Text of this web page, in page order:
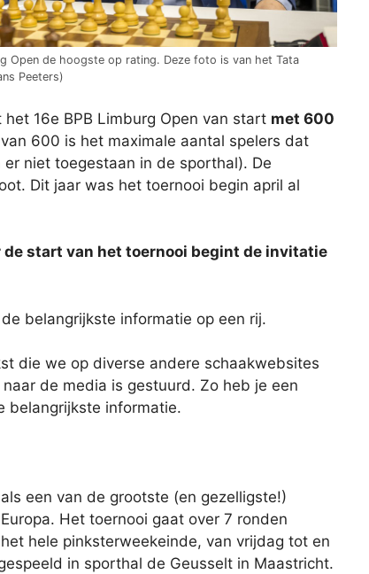
Open de hoogste op rating. Deze foto is van het Tata
Peeters)
16e BPB Limburg Open van start met 600
600 is het maximale aantal spelers dat
niet toegestaan in de sporthal). De
Dit jaar was het toernooi begin april al
de start van het toernooi begint de invitatie
belangrijkste informatie op een rij.
die we op diverse andere schaakwebsites
de media is gestuurd. Zo heb je een
belangrijkste informatie.
een van de grootste (en gezelligste!)
Het toernooi gaat over 7 ronden
hele pinksterweekeinde, van vrijdag tot en
in sporthal de Geusselt in Maastricht.